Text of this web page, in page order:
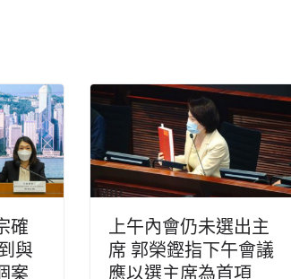
確
與
案
上午內會仍未選出主
席 郭榮鏗指下午會議
應以選主席為首項